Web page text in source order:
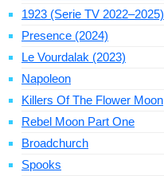
1923 (Serie TV 2022–2025)
Presence (2024)
Le Vourdalak (2023)
Napoleon
Killers Of The Flower Moon
Rebel Moon Part One
Broadchurch
Spooks